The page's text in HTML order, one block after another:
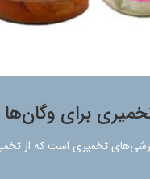
برای وگان‌ها